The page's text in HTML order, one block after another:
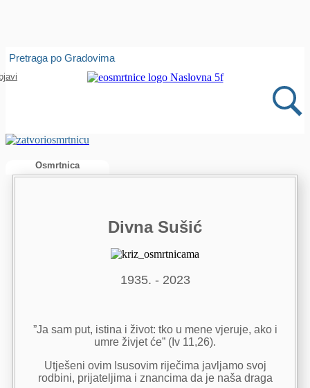
Otvori
Pretraga po Gradovima
Osmrtnica
Divna Sušić
1935. - 2023
”Ja sam put, istina i život: tko u mene vjeruje, ako i
umre živjet će” (Iv 11,26).
Utješeni ovim Isusovim riječima javljamo svoj
rodbini, prijateljima i znancima da je naša draga